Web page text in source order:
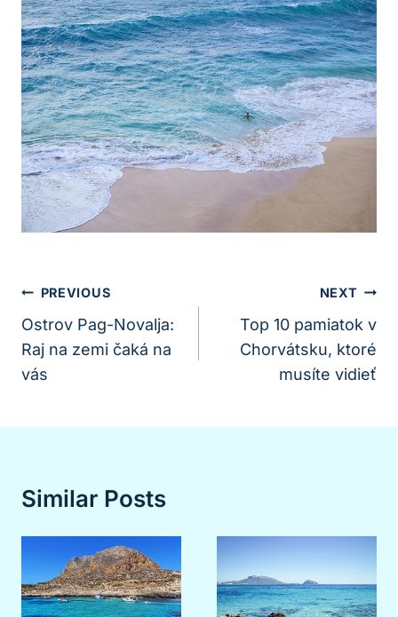
Navigácia
V
Článku
PREVIOUS
Ostrov Pag-Novalja:
Raj na zemi čaká na
vás
NEXT
Top 10 pamiatok v
Chorvátsku, ktoré
musíte vidieť
Similar Posts